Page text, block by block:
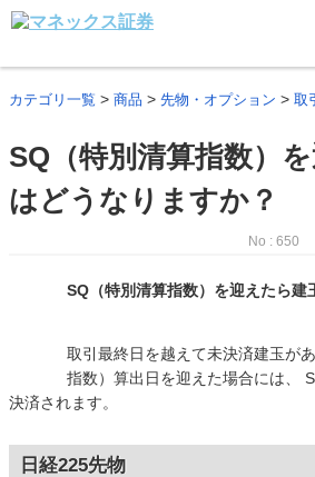
カテゴリ一覧 > 商品 > 先物・オプション > 取引
SQ（特別清算指数）
はどうなりますか？
No : 650
SQ（特別清算指数）を迎えたら建
取引最終日を越えて未決済建玉が
指数）算出日を迎えた場合には、
決済されます。
日経225先物